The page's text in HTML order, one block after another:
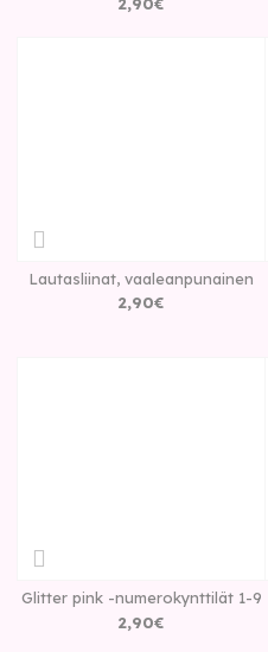
Lautasliinat, vaaleanpunainen
2,90€
Glitter pink -numerokynttilät 1-9
2,90€